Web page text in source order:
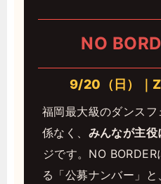
NO
9/20（日）｜
福岡最大級のダンス
係なく、 みんなが主役
ジです。NO
る「公募ナンバー」